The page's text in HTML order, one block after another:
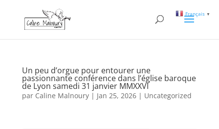
Un peu d’orgue pour entourer une
passionnante conférence dans l’église baroque
de Lyon samedi 31 janvier MMXXVI
par Caline Malnoury| Jan 25, 2026| Uncategorized
Français ▼